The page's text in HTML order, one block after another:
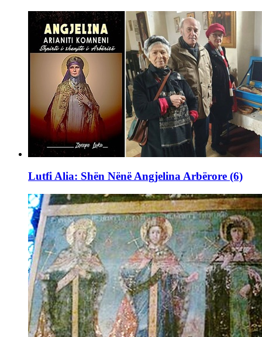
Lutfi Alia: Shën Nënë Angjelina Arbërore (6)